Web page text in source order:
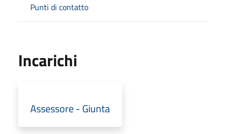
Punti di contatto
Incarichi
Assessore - Giunta